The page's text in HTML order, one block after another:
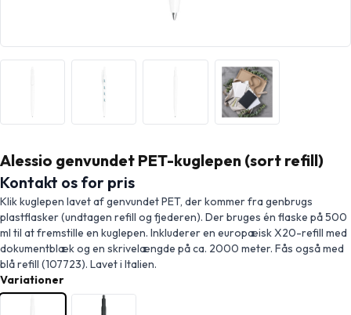
Alessio genvundet PET-kuglepen (sort refill)
Kontakt os for pris
Klik kuglepen lavet af genvundet PET, der kommer fra genbrugs
plastflasker (undtagen refill og fjederen). Der bruges én flaske på 500
ml til at fremstille en kuglepen. Inkluderer en europæisk X20-refill med
dokumentblæk og en skrivelængde på ca. 2000 meter. Fås også med
blå refill (107723). Lavet i Italien.
Variationer